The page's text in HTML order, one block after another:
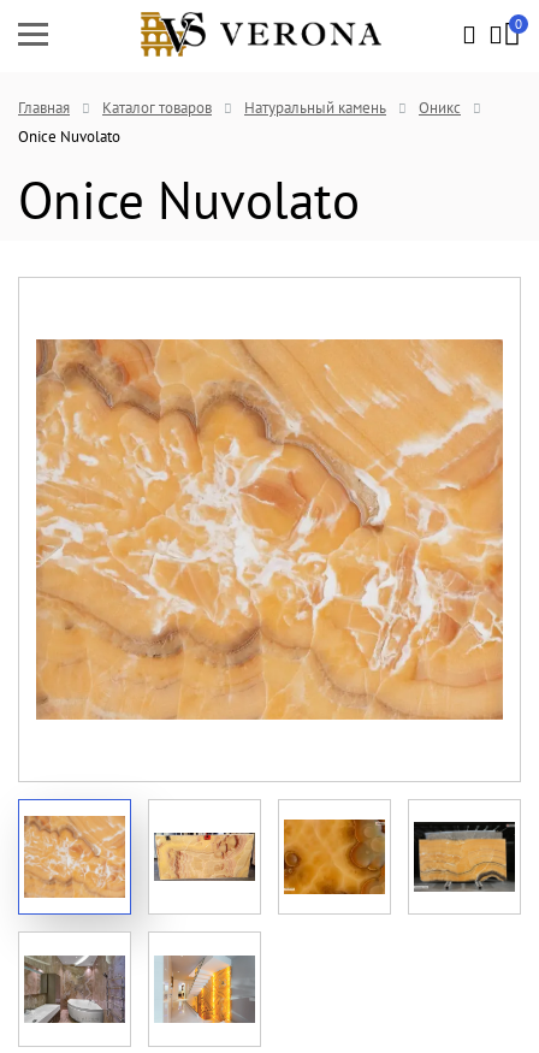
0
Главная Каталог товаров Натуральный камень
Оникс
Onice Nuvolato
Onice Nuvolato